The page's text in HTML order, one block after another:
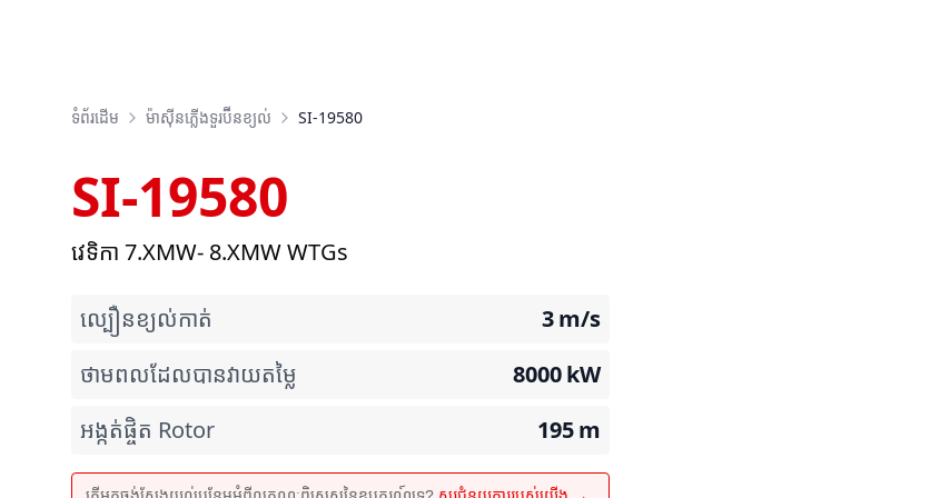
ទំព័រដើម ម៉ាស៊ីនភ្លើងទួរប៊ីនខ្យល់ SI-19580
SI-19580
វេទិកា 7.XMW- 8.XMW WTGs
ល្បឿនខ្យល់កាត់ 3m/s
ថាមពលដែលបានវាយតម្លៃ
8000kW
អង្កត់ផ្ចិត Rotor
195m